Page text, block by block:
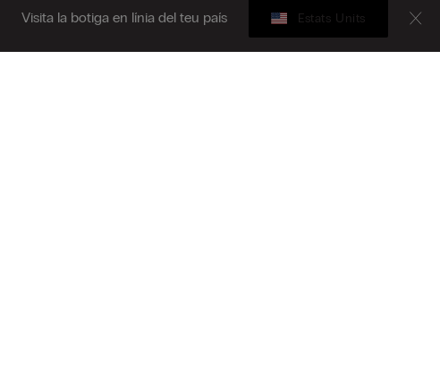
Visita la botiga en línia del teu país Estats Units